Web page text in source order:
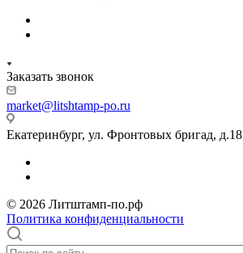
Заказать звонок
market@litshtamp-po.ru
Екатеринбург, ул. Фронтовых бригад, д.18
© 2026 Литштамп-по.рф
Политика конфиденциальности